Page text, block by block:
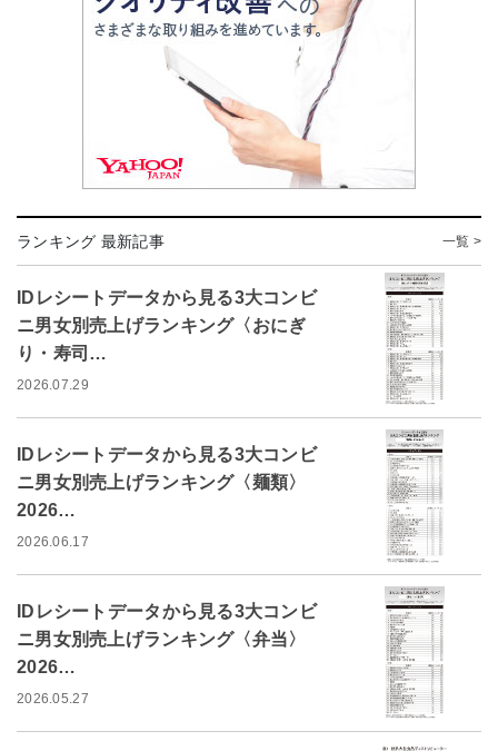
ランキング 最新記事 一覧 >
IDレシートデータから見る3大コンビ
ニ男女別売上げランキング〈おにぎ
り・寿司…
2026.07.29
IDレシートデータから見る3大コンビ
ニ男女別売上げランキング〈麺類〉
2026…
2026.06.17
IDレシートデータから見る3大コンビ
ニ男女別売上げランキング〈弁当〉
2026…
2026.05.27